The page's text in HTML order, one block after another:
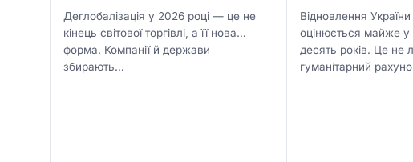
Деглобалізація у 2026 році — це не
кінець світової торгівлі, а її нова
форма. Компанії й держави
збирають…
Відновлення України
оцінюється майже
десять років. Це не
гуманітарний